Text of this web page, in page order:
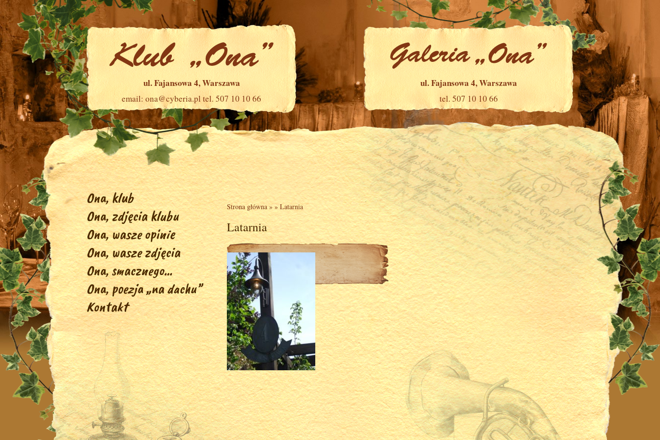
ul. Fajansowa 4, Warszawa
email: ona@cyberia.pltel. 507 10 10 66
ul. Fajansowa 4, Warszawa
tel. 507 10 10 66
Ona, klub
Ona, zdjęcia klubu
Ona, wasze opinie
Ona, wasze zdjęcia
Ona, smacznego…
Ona, poezja „na dachu”
Kontakt
Strona główna» »Latarnia
Latarnia